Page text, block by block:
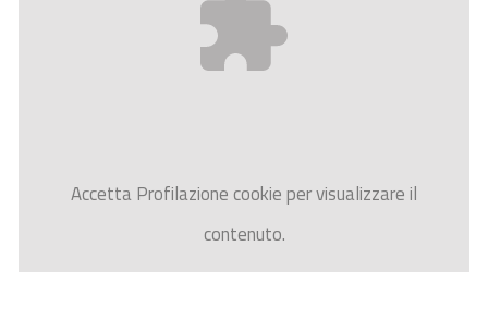
AccettaProfilazionecookie per visualizzare il
contenuto.